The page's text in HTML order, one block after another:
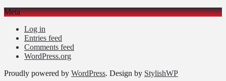
Meta
Log in
Entries feed
Comments feed
WordPress.org
Proudly powered by WordPress. Design by StylishWP